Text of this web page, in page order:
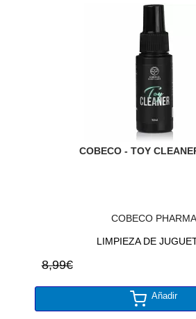
COBECO - TOY
COBECO PHARMA
LIMPIEZA DE
8,99€
Añadir